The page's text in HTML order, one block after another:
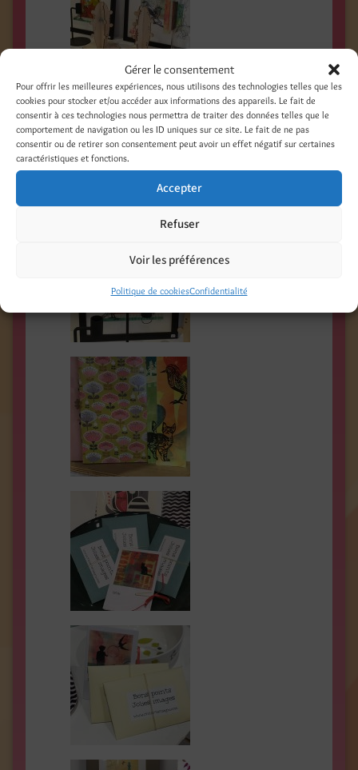
Gérer le consentement
Pour offrir les meilleures expériences, nous utilisons des technologies telles que les
cookies pour stocker et/ou accéder aux informations des appareils. Le fait de
consentir à ces technologies nous permettra de traiter des données telles que le
comportement de navigation ou les ID uniques sur ce site. Le fait de ne pas
consentir ou de retirer son consentement peut avoir un effet négatif sur certaines
caractéristiques et fonctions.
Accepter
Refuser
Voir les préférences
Politique de cookiesConfidentialité